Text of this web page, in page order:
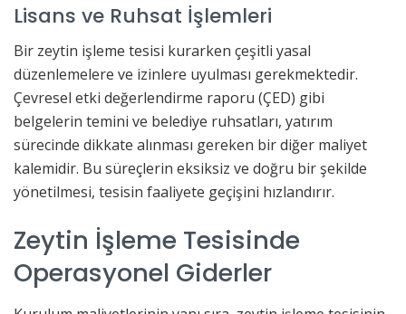
Lisans ve Ruhsat İşlemleri
Bir zeytin işleme tesisi kurarken çeşitli yasal
düzenlemelere ve izinlere uyulması gerekmektedir.
Çevresel etki değerlendirme raporu (ÇED) gibi
belgelerin temini ve belediye ruhsatları, yatırım
sürecinde dikkate alınması gereken bir diğer maliyet
kalemidir. Bu süreçlerin eksiksiz ve doğru bir şekilde
yönetilmesi, tesisin faaliyete geçişini hızlandırır.
Zeytin İşleme Tesisinde
Operasyonel Giderler